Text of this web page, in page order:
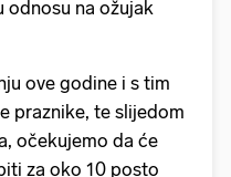
odnosu na ožujak
ove godine i s tim
praznike, te slijedom
očekujemo da će
za oko 10 posto